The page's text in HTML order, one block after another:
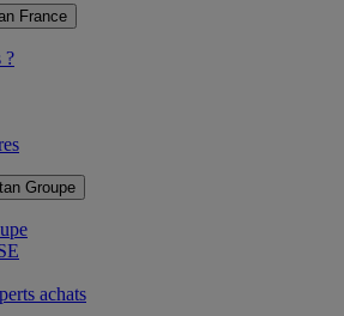
France
?
Groupe
achats